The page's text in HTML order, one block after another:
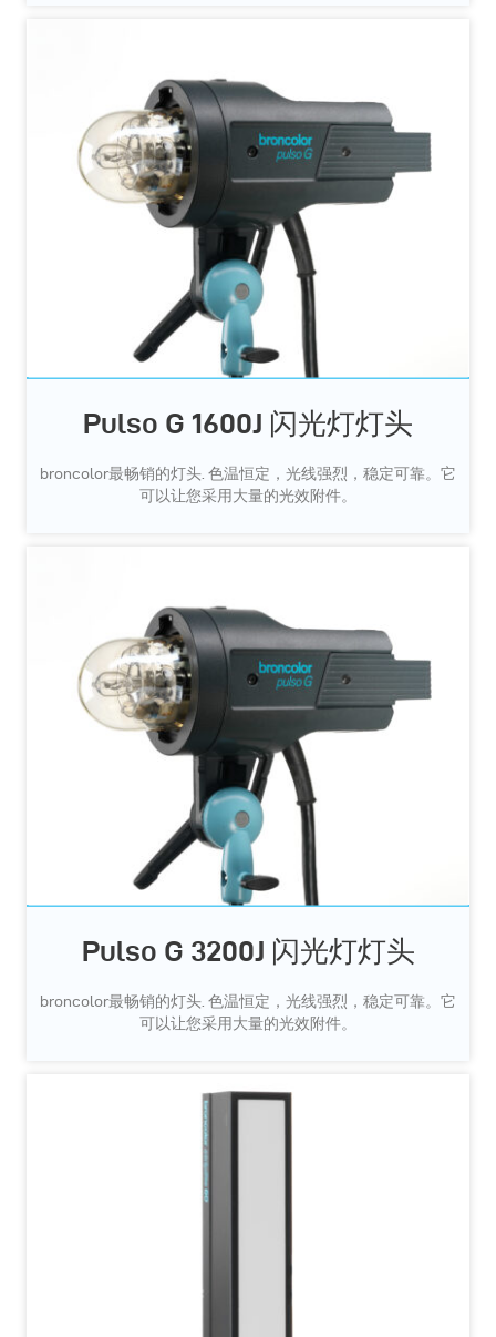
Pulso G 1600J 闪光灯灯头
broncolor最畅销的灯头. 色温恒定，光线强烈，稳定可靠。它
可以让您采用大量的光效附件。
Pulso G 3200J 闪光灯灯头
broncolor最畅销的灯头. 色温恒定，光线强烈，稳定可靠。它
可以让您采用大量的光效附件。